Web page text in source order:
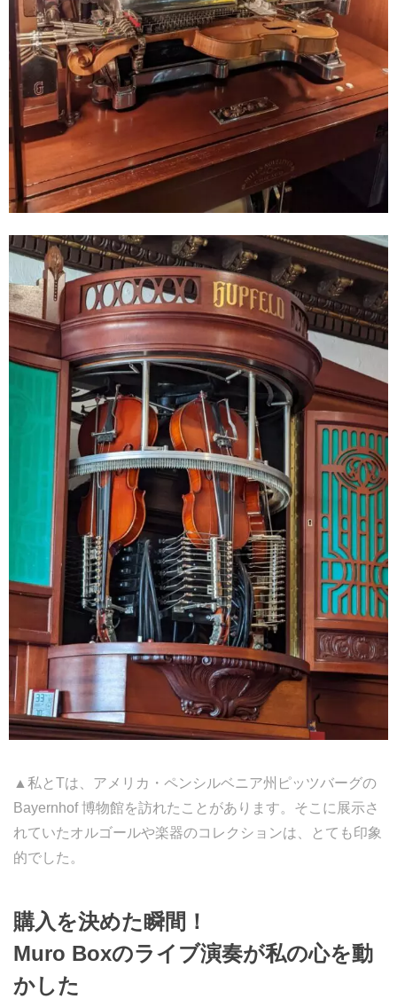
▲私とTは、アメリカ・ペンシルベニア州ピッツバーグの
Bayernhof 博物館を訪れたことがあります。そこに展示さ
れていたオルゴールや楽器のコレクションは、とても印象
的でした。
購入を決めた瞬間！
Muro Boxのライブ演奏が私の心を動
かした